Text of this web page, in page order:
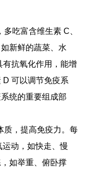
吃富含维生素 C、
新鲜的蔬菜、水
抗氧化作用，能增
可以调节免疫系
统的重要组成部
质，提高免疫力。每
动，如快走、慢
如举重、俯卧撑